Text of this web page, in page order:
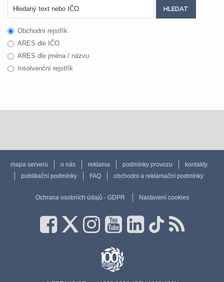
Obchodní rejstřík
ARES dle IČO
ARES dle jména / názvu
Insolvenční rejstřík
mapa serveru o nás reklama podmínky provozu
kontakty
publikační podmínky
FAQ obchodní a reklamační podmínky
Ochrana osobních údajů - GDPR Nastavení cookies